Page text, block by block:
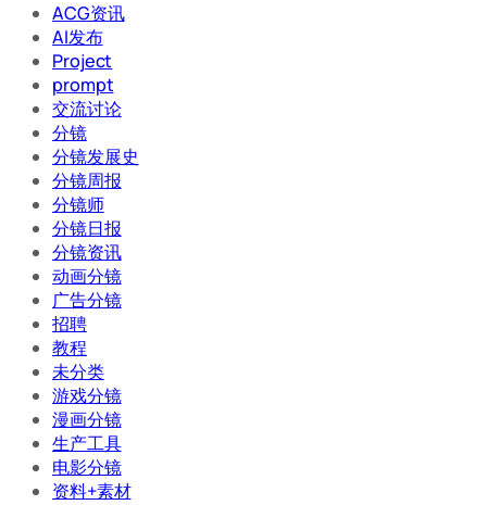
ACG资讯
AI发布
Project
prompt
交流讨论
分镜
分镜发展史
分镜周报
分镜师
分镜日报
分镜资讯
动画分镜
广告分镜
招聘
教程
未分类
游戏分镜
漫画分镜
生产工具
电影分镜
资料+素材